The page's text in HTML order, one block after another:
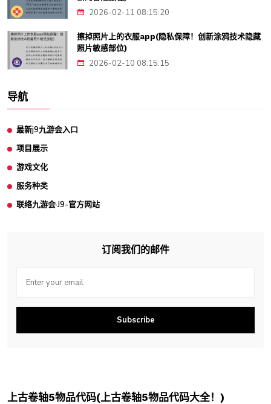
2026-02-11 08:15:20
擦掉照片上的衣服app(隐私保障！创新涂鸦技术隐藏
照片敏感部位)
2026-02-10 08:15:15
导航
最新j9九游会入口
项目展示
游戏文化
服务种类
联络九游会·J9-官方网站
订阅我们的邮件
Subscribe
上古卷轴5物品代码(上古卷轴5物品代码大全！)